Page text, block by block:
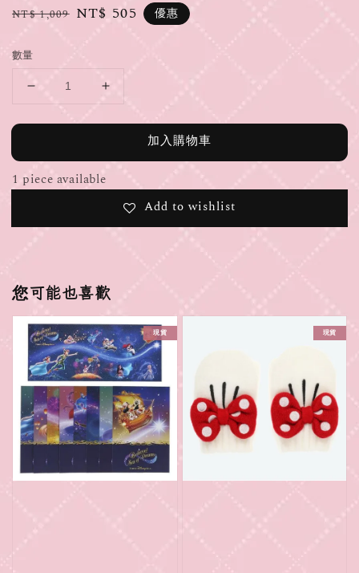
Regular
NT$ 1,009 Sale
NT$ 505 優惠
數量
加入購物車
1 piece available
Add to wishlist
您可能也喜歡
現貨 現貨